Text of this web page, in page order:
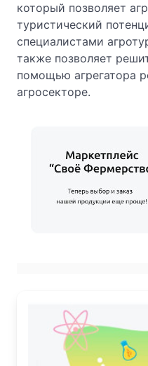
который позволяет
туристический
специалистами
также позволяет
помощью агрегатора
агросекторе.